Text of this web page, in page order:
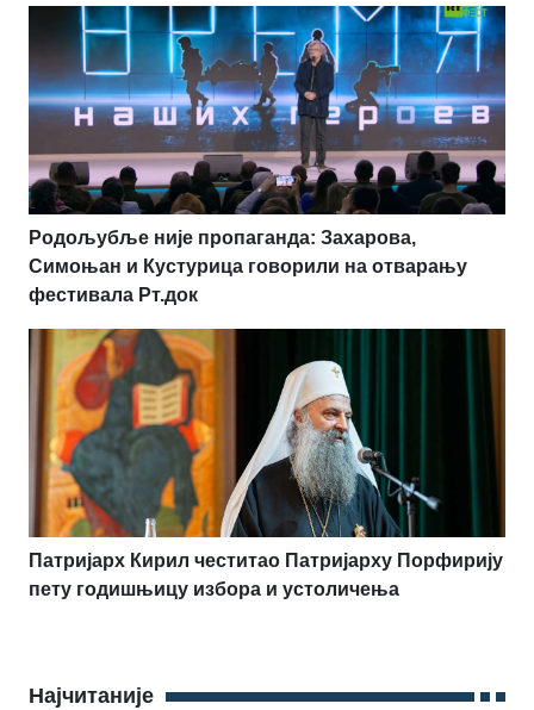
Родољубље није пропаганда: Захарова,
Симоњан и Кустурица говорили на отварању
фестивала Рт.док
Патријарх Кирил честитао Патријарху Порфирију
пету годишњицу избора и устоличења
Најчитаније